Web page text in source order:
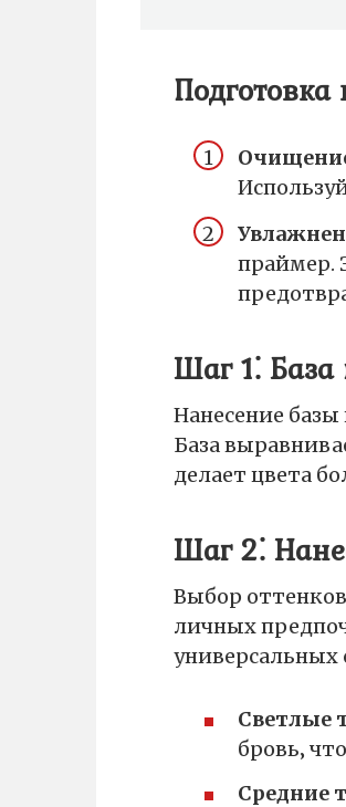
праймер.
Шаг 1⁚
Нанесение
База
делает цвета
Шаг 2⁚
Выбор
личных
универсальных
Светлые
бровь‚
Средние